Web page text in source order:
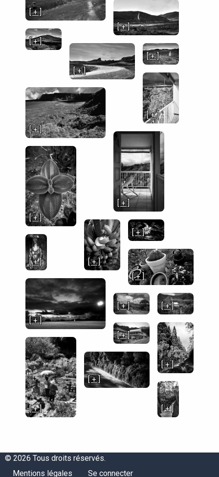
[ + ]
[ + ]
[ + ]
[ + ]
[ + ]
[ + ]
[ + ]
[ + ]
[ + ]
[ + ]
[ + ]
[ + ]
[ + ]
[ + ]
[ + ] [ + ]
[ + ]
[ + ]
[ + ]
[ + ]
[ + ]
© 2026 Tous droits réservés.
Menu
Mentions légales Menu
Se connecter